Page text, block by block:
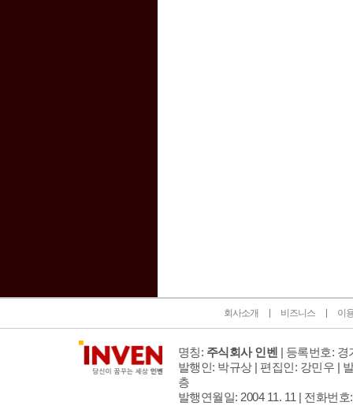
회사소개 비즈니스 이
명칭: 주식회사 인벤 | 등록번호: 경
발행인: 박규상 | 편집인: 강민우 |
층
발행연월일: 2004 11. 11 | 전화번호